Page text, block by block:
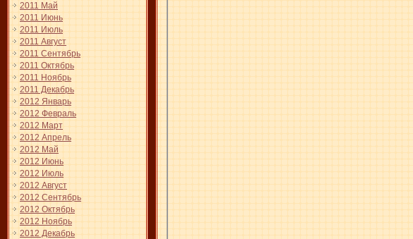
2011 Май
2011 Июнь
2011 Июль
2011 Август
2011 Сентябрь
2011 Октябрь
2011 Ноябрь
2011 Декабрь
2012 Январь
2012 Февраль
2012 Март
2012 Апрель
2012 Май
2012 Июнь
2012 Июль
2012 Август
2012 Сентябрь
2012 Октябрь
2012 Ноябрь
2012 Декабрь